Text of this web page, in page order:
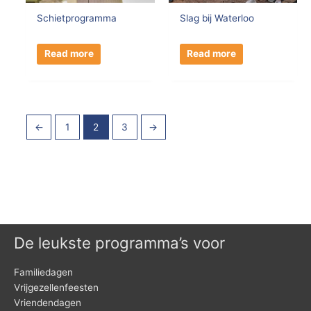
Schietprogramma
Read more
Slag bij Waterloo
Read more
← 1 2 3 →
De leukste programma’s voor
Familiedagen
Vrijgezellenfeesten
Vriendendagen